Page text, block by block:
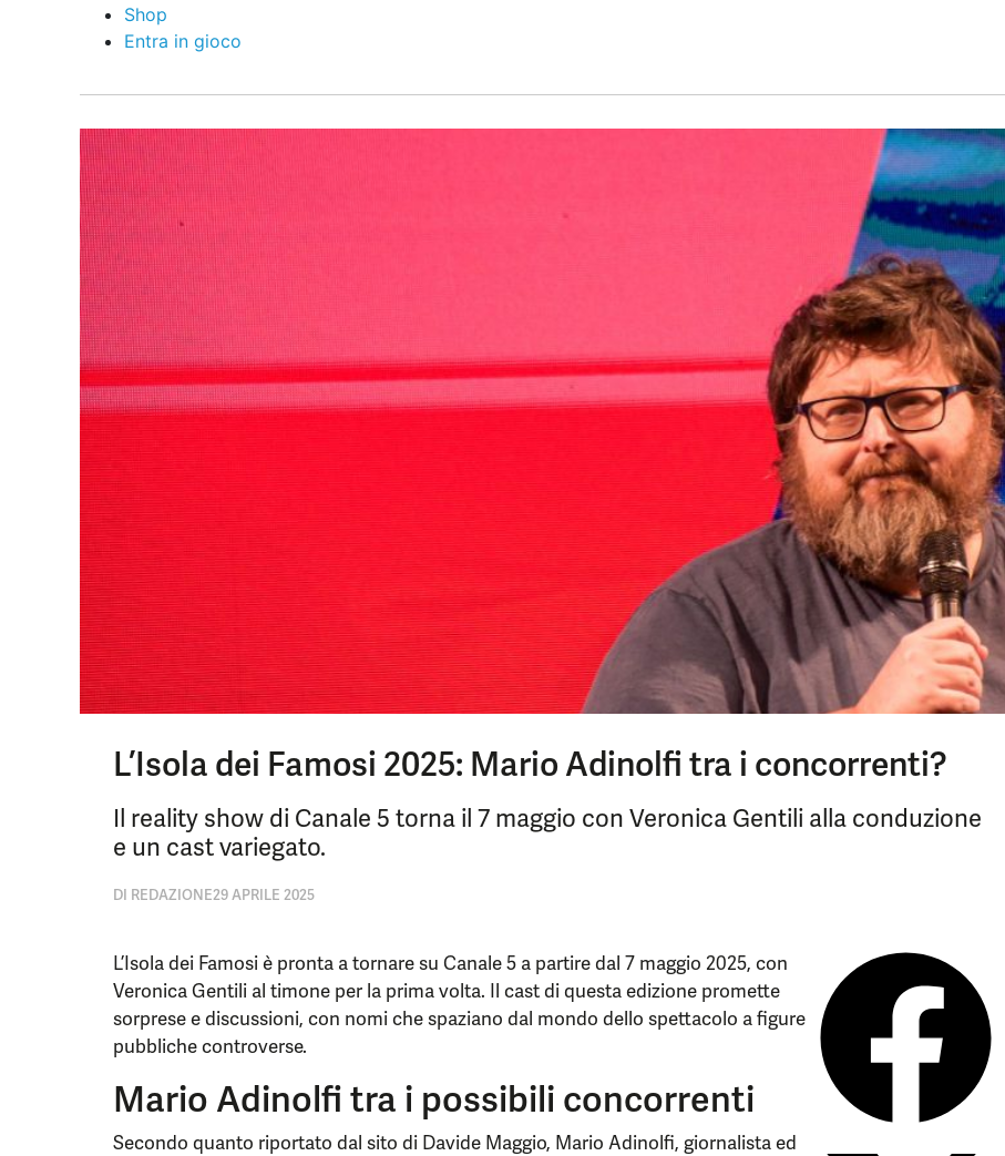
Shop
Entra in gioco
L’Isola dei Famosi 2025: Mario Adinolfi tra i concorrenti?
Il reality show di Canale 5 torna il 7 maggio con Veronica Gentili alla conduzione
e un cast variegato.
DI REDAZIONE29 APRILE 2025
L’Isola dei Famosi è pronta a tornare su Canale 5 a partire dal 7 maggio 2025, con
Veronica Gentili al timone per la prima volta. Il cast di questa edizione promette
sorprese e discussioni, con nomi che spaziano dal mondo dello spettacolo a figure
pubbliche controverse.
Mario Adinolfi tra i possibili concorrenti
Secondo quanto riportato dal sito di Davide Maggio, Mario Adinolfi, giornalista ed